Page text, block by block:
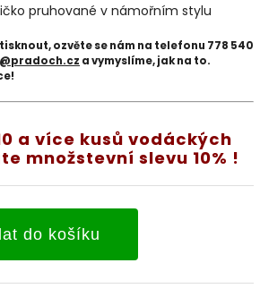
do košíku
pruhované v námořním stylu
, ozvěte se nám na telefonu 778 540
a vymyslíme, jak na to.
a více kusů vodáckých
množstevní slevu 10% !